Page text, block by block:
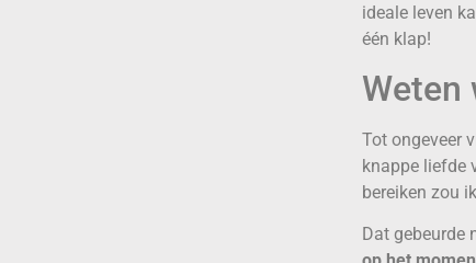
ideale leven
één klap!
Weten
Tot ongeveer
knappe liefde
bereiken zou
Dat gebeurde